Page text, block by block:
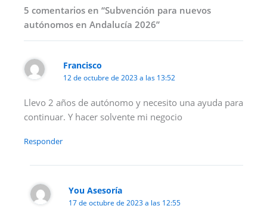
5 comentarios en “Subvención para nuevos
autónomos en Andalucía 2026”
Francisco
12 de octubre de 2023 a las 13:52
Llevo 2 años de autónomo y necesito una ayuda para
continuar. Y hacer solvente mi negocio
Responder
You Asesoría
17 de octubre de 2023 a las 12:55